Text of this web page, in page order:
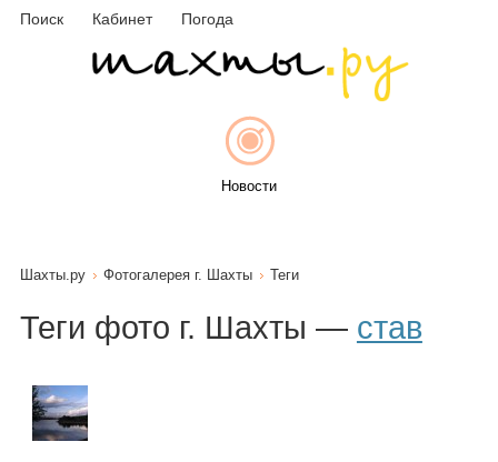
Поиск Кабинет Погода
Новости
Шахты.ру Фотогалерея г. Шахты Теги
Теги фото г. Шахты — став